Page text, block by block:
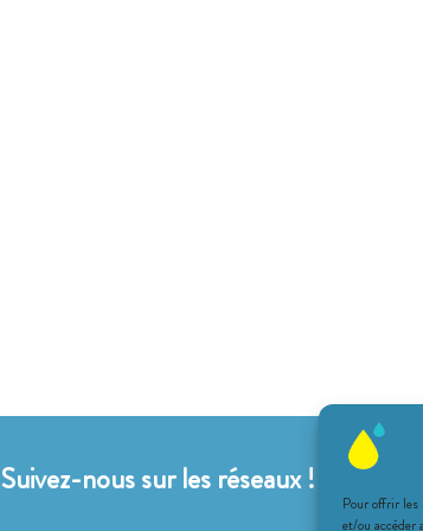
Pour offrir les
et/ou accéder
Suivez-nous sur les réseaux !